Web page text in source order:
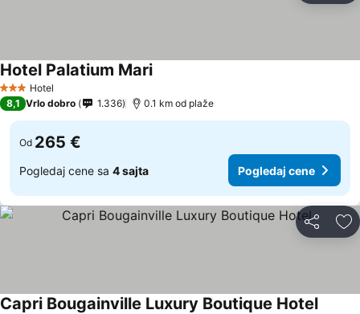
3 Zvezdice
Hotel
Hotel Palatium Mari
8,1 Vrlo dobro 1.336 0.1 km od plaže
Od 265 €
Pogledaj cene sa 4 sajta Pogledaj cene
Deli
Capri Bougainville Luxury Boutique Hotel